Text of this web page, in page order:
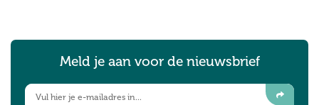
Meld je aan voor de nieuwsbrief